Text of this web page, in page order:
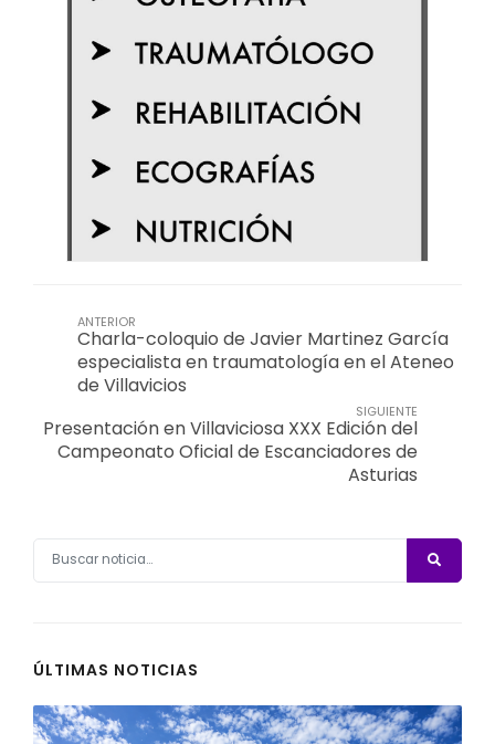
ANTERIOR
Charla-coloquio de Javier Martinez García
especialista en traumatología en el Ateneo
de Villavicios
SIGUIENTE
Presentación en Villaviciosa XXX Edición del
Campeonato Oficial de Escanciadores de
Asturias
ÚLTIMAS NOTICIAS